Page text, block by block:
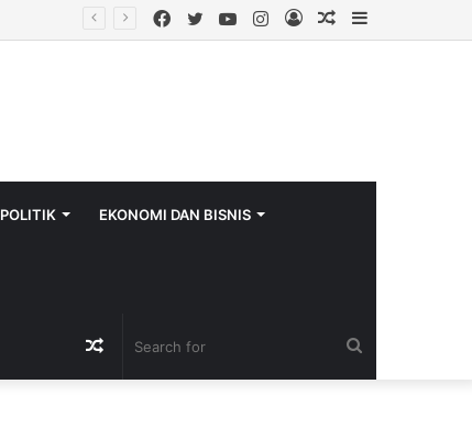
Sidebar
Random
Log
Instagram
YouTube
Twitter
Facebook
POLITIK EKONOMI DAN BISNIS
Random